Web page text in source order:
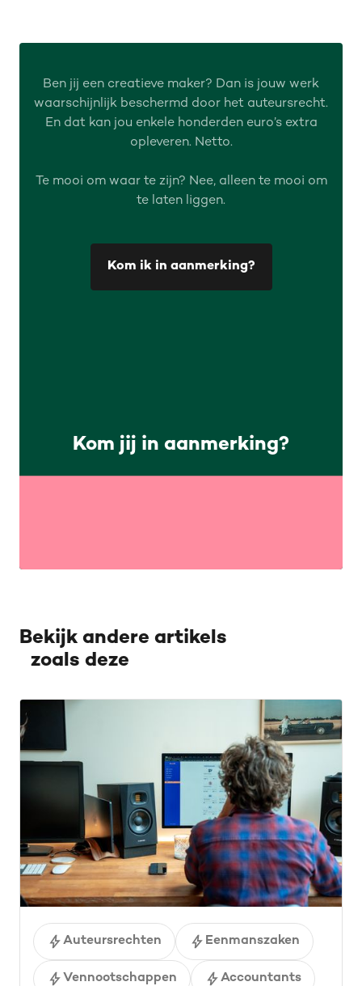
Kom jij in aanmerking?
Ben jij een creatieve maker? Dan is jouw werk
waarschijnlijk beschermd door het auteursrecht.
En dat kan jou enkele honderden euro’s extra
opleveren. Netto.
Te mooi om waar te zijn? Nee, alleen te mooi om
te laten liggen.
Kom ik in aanmerking?
Bekijk andere artikels
zoals deze
Auteursrechten Eenmanszaken
Vennootschappen Accountants